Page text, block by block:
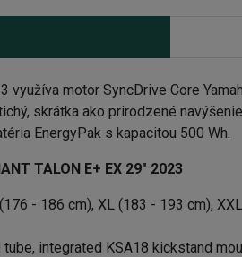
motor SyncDrive Core
skrátka ako prirodzené
EnergyPak s kapacitou 500 Wh.
TALON E+ EX 29" 2023
- 186 cm), XL (183 - 193 cm),
integrated KSA18 kickstand